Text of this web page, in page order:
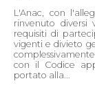
L'Anac, con
rinvenuto
requisiti di
vigenti e divieto
con il Codice
portato alla...